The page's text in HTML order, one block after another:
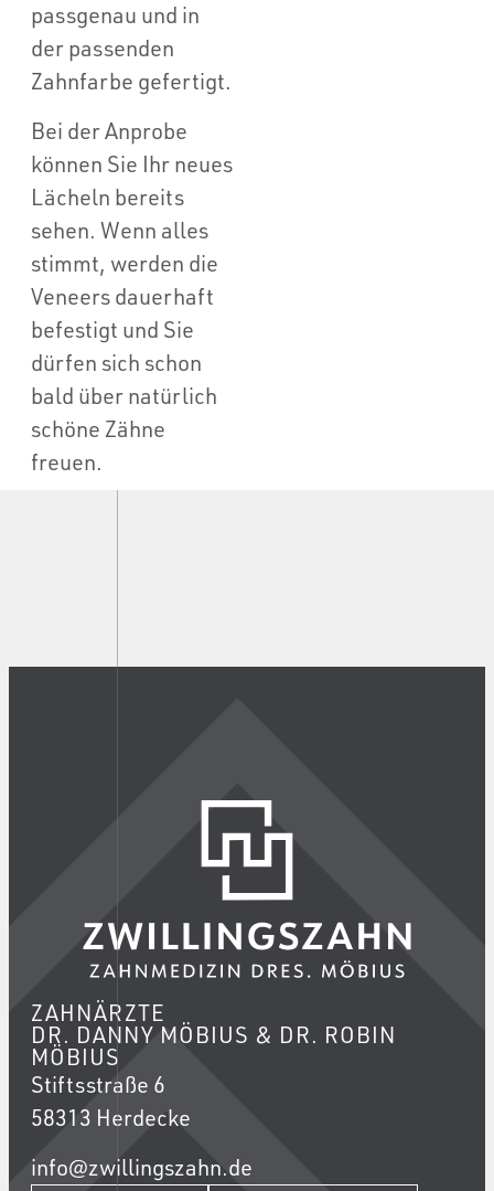
passgenau und in
der passenden
Zahnfarbe gefertigt.
Bei der Anprobe
können Sie Ihr neues
Lächeln bereits
sehen. Wenn alles
stimmt, werden die
Veneers dauerhaft
befestigt und Sie
dürfen sich schon
bald über natürlich
schöne Zähne
freuen.
ZAHNÄRZTE
DR. DANNY MÖBIUS & DR. ROBIN
MÖBIUS
Stiftsstraße 6
58313 Herdecke
info@zwillingszahn.de